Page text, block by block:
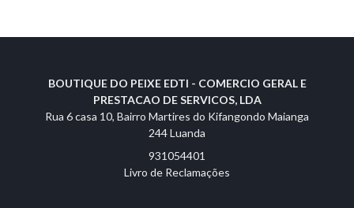
BOUTIQUE DO PEIXE EDTI - COMERCIO GERAL E
PRESTACAO DE SERVICOS, LDA
Rua 6 casa 10, Bairro Martires do Kifangondo Maianga
244 Luanda
931054401
Livro de Reclamações